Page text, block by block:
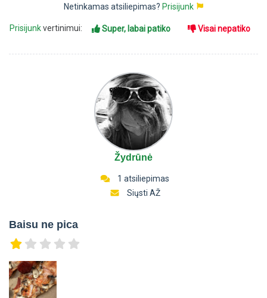
Netinkamas atsiliepimas? Prisijunk
Prisijunkvertinimui: Super, labai patiko Visai nepatiko
Žydrūnė
1 atsiliepimas
Siųsti AŽ
Baisu ne pica